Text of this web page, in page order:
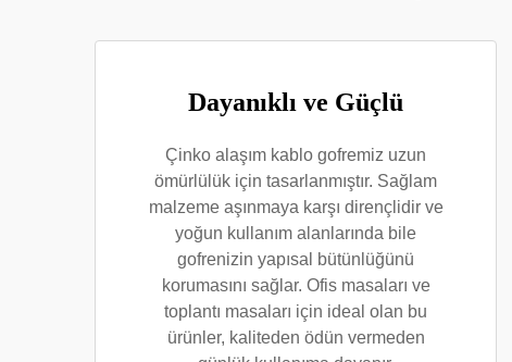
Dayanıklı ve Güçlü
Çinko alaşım kablo gofremiz uzun
ömürlülük için tasarlanmıştır. Sağlam
malzeme aşınmaya karşı dirençlidir ve
yoğun kullanım alanlarında bile
gofrenizin yapısal bütünlüğünü
korumasını sağlar. Ofis masaları ve
toplantı masaları için ideal olan bu
ürünler, kaliteden ödün vermeden